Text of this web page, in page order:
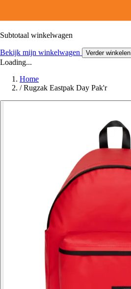
Subtotaal winkelwagen
Bekijk mijn winkelwagen Verder winkelen
Loading...
Home
/ Rugzak Eastpak Day Pak'r